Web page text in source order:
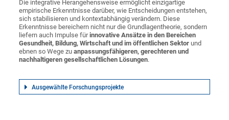
Die integrative Herangehensweise ermöglicht einzigartige
empirische Erkenntnisse darüber, wie Entscheidungen entstehen,
sich stabilisieren und kontextabhängig verändern. Diese
Erkenntnisse bereichern nicht nur die Grundlagentheorie, sondern
liefern auch Impulse fürinnovative Ansätze in den Bereichen
Gesundheit, Bildung, Wirtschaft und im öffentlichen Sektor und
ebnen so Wege zuanpassungsfähigeren, gerechteren und
nachhaltigeren gesellschaftlichen Lösungen.
Ausgewählte Forschungsprojekte